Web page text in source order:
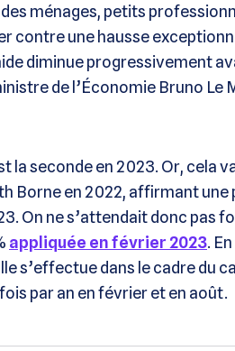
ménages, petits
une hausse
diminue progressivement
de l’Économie Bruno Le
la seconde en 2023. Or, cela
Borne en 2022, affirmant
On ne s’attendait donc pas
appliquée en février 2023.
s’effectue dans le cadre du
par an en février et en août.